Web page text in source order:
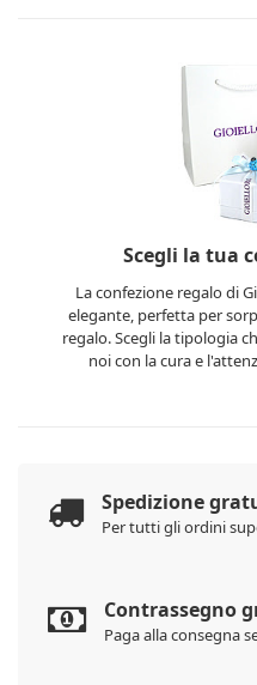
Scegli la tua
La confezione regalo di
elegante, perfetta per
regalo. Scegli la tipologia
noi con la cura e
Spedizione
Per tutti gli ordini
Contrassegno
Paga alla consegna